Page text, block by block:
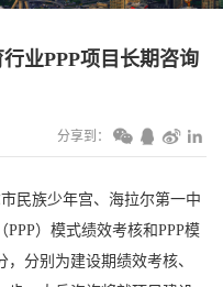
业PPP项目长期咨询
分享到：
民族少年宫、海拉尔第一中
）模式绩效考核和PPP模
分别为建设期绩效考核、